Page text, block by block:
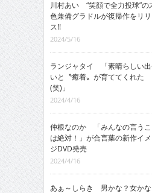
川村あい “笑顔で全力投球”の
色兼備グラドルが復帰作をリ
ス!!
2024/5/16
ランジャタイ 「素晴らしい
いと〝癒着〟が育ててくれた
(笑)」
2024/4/16
仲根なのか 「みんなの言うこ
は絶対！」が合言葉の新作イ
ジDVD発売
2024/4/16
あぁ～しらき 男かな？女かな